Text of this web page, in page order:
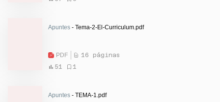
Apuntes - Tema-2-El-Curriculum.pdf
PDF
16 páginas
51
1
Apuntes - TEMA-1.pdf